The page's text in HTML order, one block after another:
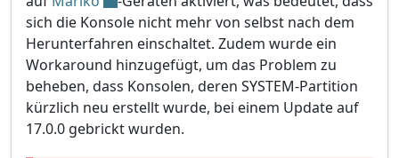
sich die Konsole nicht mehr von selbst nach dem
Herunterfahren einschaltet. Zudem wurde ein
Workaround hinzugefügt, um das Problem zu
beheben, dass Konsolen, deren SYSTEM-Partition
kürzlich neu erstellt wurde, bei einem Update auf
17.0.0 gebrickt wurden.